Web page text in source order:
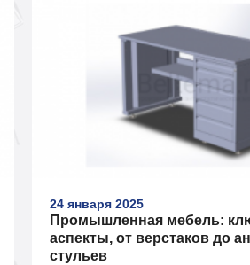
24 января 2025
Промышленная мебель:
аспекты, от верстаков до
стульев